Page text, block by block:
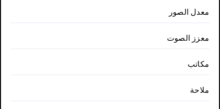
معدل الصور
معزز الصوت
مكاتب
ملاحة